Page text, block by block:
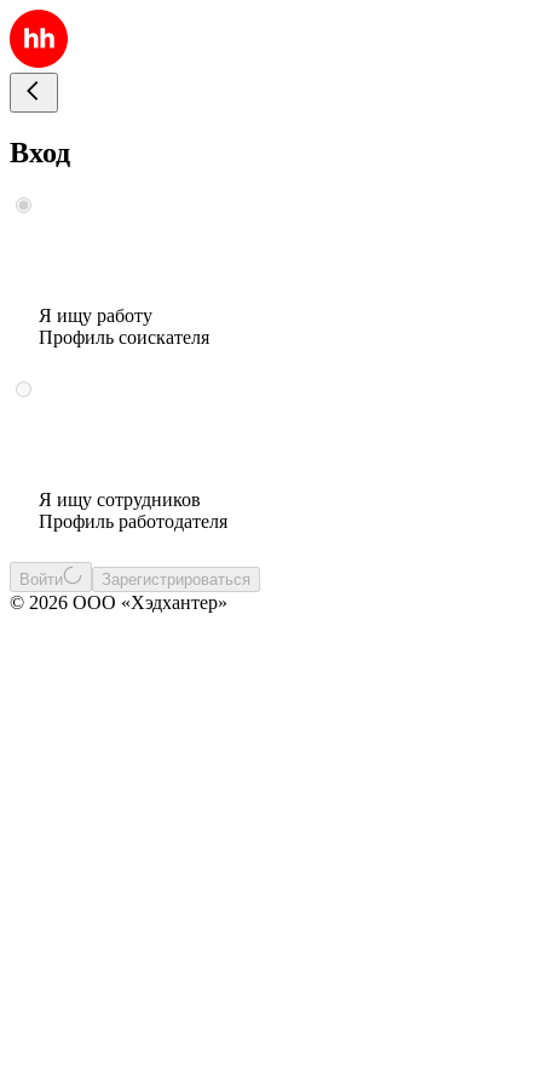
Вход
Я ищу работу
Профиль соискателя
Я ищу сотрудников
Профиль работодателя
Войти Зарегистрироваться
© 2026 ООО «Хэдхантер»